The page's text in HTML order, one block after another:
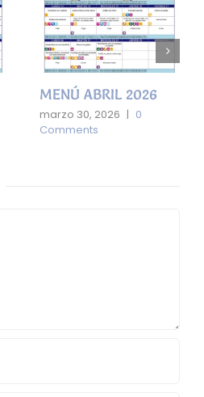
MENÚ ABRIL 2026
marzo 30, 2026 | 0
Comments